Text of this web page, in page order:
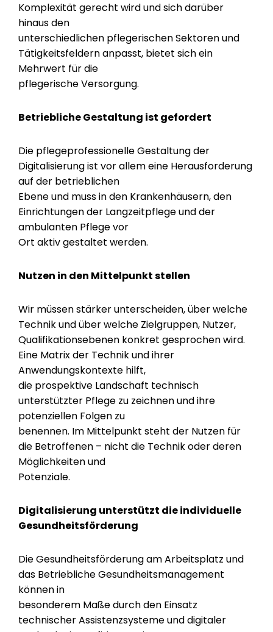
Komplexität gerecht wird und sich darüber
hinaus den
unterschiedlichen pflegerischen Sektoren und
Tätigkeitsfeldern anpasst, bietet sich ein
Mehrwert für die
pflegerische Versorgung.
Betriebliche Gestaltung ist gefordert
Die pflegeprofessionelle Gestaltung der
Digitalisierung ist vor allem eine Herausforderung
auf der betrieblichen
Ebene und muss in den Krankenhäusern, den
Einrichtungen der Langzeitpflege und der
ambulanten Pflege vor
Ort aktiv gestaltet werden.
Nutzen in den Mittelpunkt stellen
Wir müssen stärker unterscheiden, über welche
Technik und über welche Zielgruppen, Nutzer,
Qualifikationsebenen konkret gesprochen wird.
Eine Matrix der Technik und ihrer
Anwendungskontexte hilft,
die prospektive Landschaft technisch
unterstützter Pflege zu zeichnen und ihre
potenziellen Folgen zu
benennen. Im Mittelpunkt steht der Nutzen für
die Betroffenen – nicht die Technik oder deren
Möglichkeiten und
Potenziale.
Digitalisierung unterstützt die individuelle
Gesundheitsförderung
Die Gesundheitsförderung am Arbeitsplatz und
das Betriebliche Gesundheitsmanagement
können in
besonderem Maße durch den Einsatz
technischer Assistenzsysteme und digitaler